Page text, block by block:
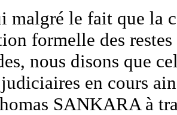
malgré le fait que la
formelle des
nous disons que
en cours
SANKARA à